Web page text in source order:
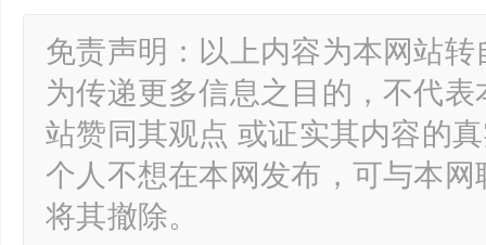
免责声明：以上内容为本网站
为传递更多信息之目的，不代
站赞同其观点 或证实其内容的
个人不想在本网发布，可与本
将其撤除。